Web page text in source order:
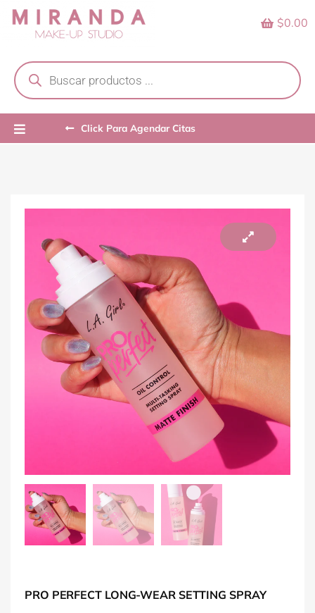
Skip
search
$0.00
Click Para Agendar Citas
PRO PERFECT LONG-WEAR SETTING SPRAY